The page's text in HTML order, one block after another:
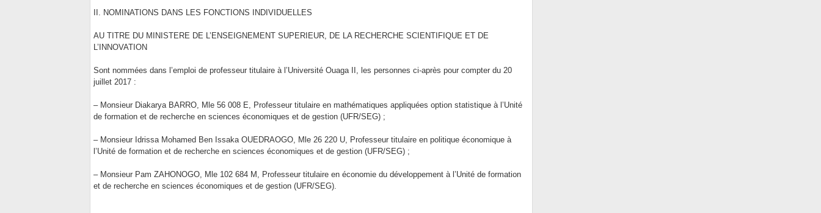
II. NOMINATIONS DANS LES FONCTIONS INDIVIDUELLES
AU TITRE DU MINISTERE DE L’ENSEIGNEMENT SUPERIEUR, DE LA RECHERCHE SCIENTIFIQUE ET DE
L’INNOVATION
Sont nommées dans l’emploi de professeur titulaire à l’Université Ouaga II, les personnes ci-après pour compter du 20
juillet 2017 :
– Monsieur Diakarya BARRO, Mle 56 008 E, Professeur titulaire en mathématiques appliquées option statistique à l’Unité
de formation et de recherche en sciences économiques et de gestion (UFR/SEG) ;
– Monsieur Idrissa Mohamed Ben Issaka OUEDRAOGO, Mle 26 220 U, Professeur titulaire en politique économique à
l’Unité de formation et de recherche en sciences économiques et de gestion (UFR/SEG) ;
– Monsieur Pam ZAHONOGO, Mle 102 684 M, Professeur titulaire en économie du développement à l’Unité de formation
et de recherche en sciences économiques et de gestion (UFR/SEG).